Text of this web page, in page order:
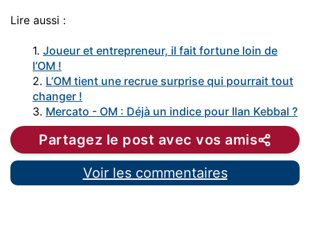
Lire aussi :
1. Joueur et entrepreneur, il fait fortune loin de
l’OM !
2. L’OM tient une recrue surprise qui pourrait tout
changer !
3. Mercato - OM : Déjà un indice pour Ilan Kebbal ?
Partagez le post avec vos amis
Voir les commentaires